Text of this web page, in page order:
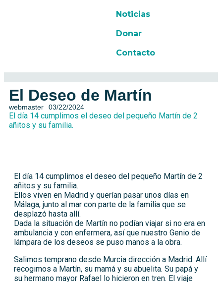
Noticias
Donar
Contacto
El Deseo de Martín
webmaster 03/22/2024
El día 14 cumplimos el deseo del pequeño Martín de 2
añitos y su familia.
El día 14 cumplimos el deseo del pequeño Martín de 2
añitos y su familia.
Ellos viven en Madrid y querían pasar unos días en
Málaga, junto al mar con parte de la familia que se
desplazó hasta allí.
Dada la situación de Martín no podían viajar si no era en
ambulancia y con enfermera, así que nuestro Genio de
lámpara de los deseos se puso manos a la obra.
Salimos temprano desde Murcia dirección a Madrid. Allí
recogimos a Martín, su mamá y su abuelita. Su papá y
su hermano mayor Rafael lo hicieron en tren. El viaje